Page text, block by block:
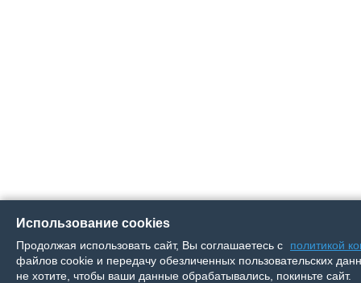
Использование cookies
Продолжая использовать сайт, Вы соглашаетесь с
политикой
файлов cookie и передачу обезличенных пользовательских
не хотите, чтобы ваши данные обрабатывались, покиньте сайт.